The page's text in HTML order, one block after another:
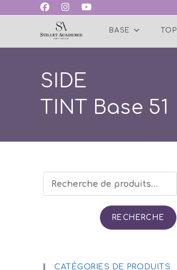
BASE TOP
SIDE
TINT Base 51
RECHERCHE
CATÉGORIES DE PRODUITS